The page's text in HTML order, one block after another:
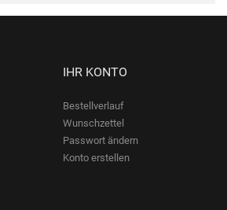
IHR KONTO
Bestellverlauf
Wunschzettel
Passwort ändern
Konto erstellen